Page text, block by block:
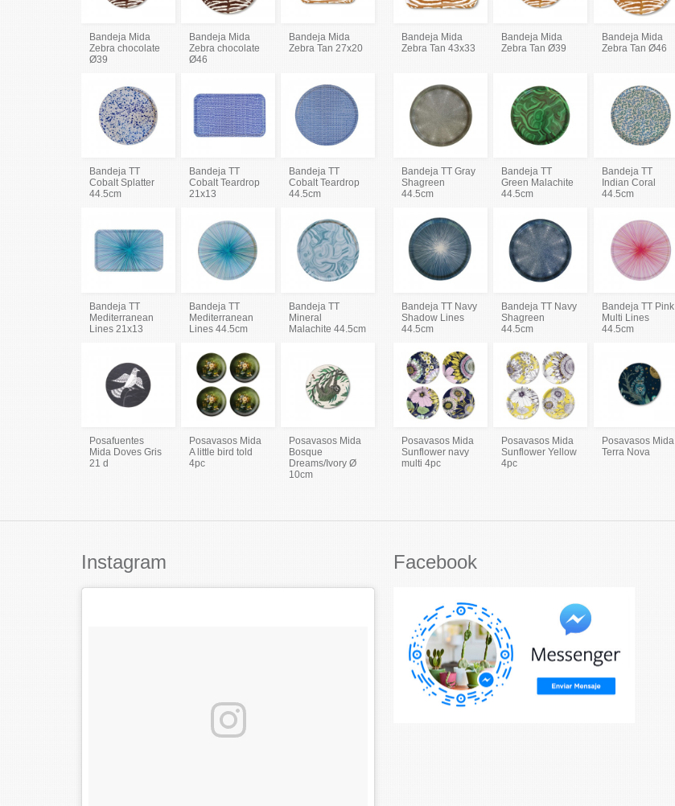
Bandeja Mida
Zebra chocolate
Ø39
Bandeja Mida
Zebra chocolate
Ø46
Bandeja Mida
Zebra Tan 27x20
Bandeja Mida
Zebra Tan 43x33
Bandeja Mida
Zebra Tan Ø39
Bandeja Mida
Zebra Tan Ø46
Bandeja TT
Cobalt Splatter
44.5cm
Bandeja TT
Cobalt Teardrop
21x13
Bandeja TT
Cobalt Teardrop
44.5cm
Bandeja TT Gray
Shagreen
44.5cm
Bandeja TT
Green Malachite
44.5cm
Bandeja TT
Indian Coral
44.5cm
Bandeja TT
Mediterranean
Lines 21x13
Bandeja TT
Mediterranean
Lines 44.5cm
Bandeja TT
Mineral
Malachite 44.5cm
Bandeja TT Navy
Shadow Lines
44.5cm
Bandeja TT Navy
Shagreen
44.5cm
Bandeja TT Pink
Multi Lines
44.5cm
Posafuentes
Mida Doves Gris
21 d
Posavasos Mida
A little bird told
4pc
Posavasos Mida
Bosque
Dreams/Ivory Ø
10cm
Posavasos Mida
Sunflower navy
multi 4pc
Posavasos Mida
Sunflower Yellow
4pc
Posavasos Mida
Terra Nova
Instagram Facebook